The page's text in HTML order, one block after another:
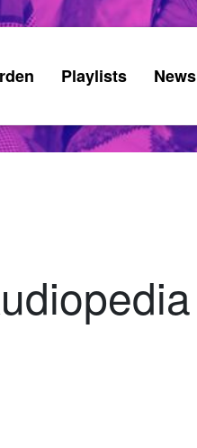
Playlists News